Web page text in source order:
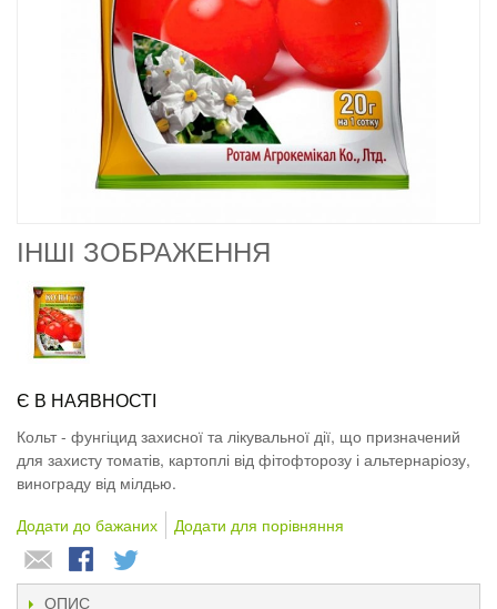
ІНШІ ЗОБРАЖЕННЯ
Є В НАЯВНОСТІ
Кольт - фунгіцид захисної та лікувальної дії, що призначений
для захисту томатів, картоплі від фітофторозу і альтернаріозу,
винограду від мілдью.
Додати до бажаних
Додати для порівняння
ОПИС